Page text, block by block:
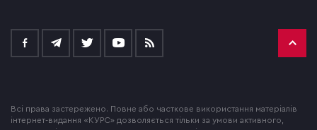
Всі права застережено. Повне або часткове використання матеріалів
інтернет-видання «КУРС» дозволяється тільки за умови активного,